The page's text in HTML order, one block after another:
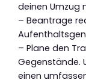
deinen Umzug
– Beantrage
– Plane den
Gegenstände.
einen